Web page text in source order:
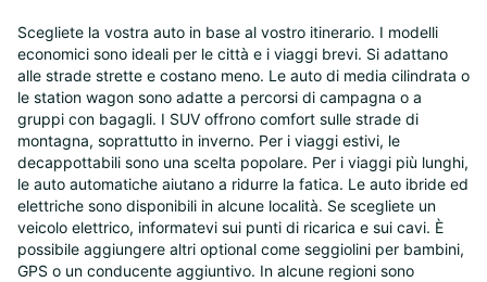
Scegliete la vostra auto in base al vostro itinerario. I modelli
economici sono ideali per le città e i viaggi brevi. Si adattano
alle strade strette e costano meno. Le auto di media cilindrata o
le station wagon sono adatte a percorsi di campagna o a
gruppi con bagagli. I SUV offrono comfort sulle strade di
montagna, soprattutto in inverno. Per i viaggi estivi, le
decappottabili sono una scelta popolare. Per i viaggi più lunghi,
le auto automatiche aiutano a ridurre la fatica. Le auto ibride ed
elettriche sono disponibili in alcune località. Se scegliete un
veicolo elettrico, informatevi sui punti di ricarica e sui cavi. È
possibile aggiungere altri optional come seggiolini per bambini,
GPS o un conducente aggiuntivo. In alcune regioni sono